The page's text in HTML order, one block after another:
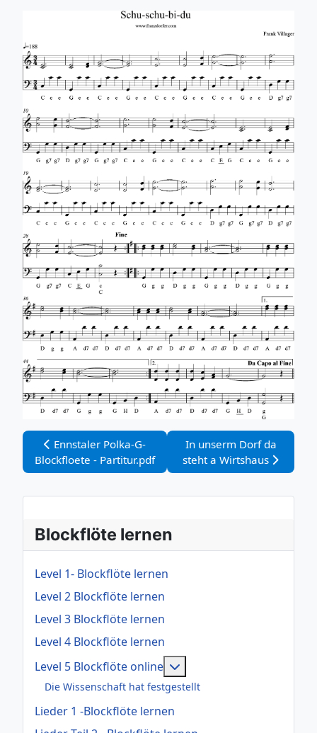
Vorheriger Beitrag: Ennstaler Polka-G-Blockfloete -
Ennstaler Polka-G-
Blockfloete - Partitur.pdf
Nächster Beitrag: In
In unserm Dorf da
steht a Wirtshaus
Blockflöte lernen
Level 1- Blockflöte lernen
Level 2 Blockflöte lernen
Level 3 Blockflöte lernen
Level 4 Blockflöte lernen
Level 5 Blockflöte online
Die Wissenschaft hat festgestellt
Lieder 1 -Blockflöte lernen